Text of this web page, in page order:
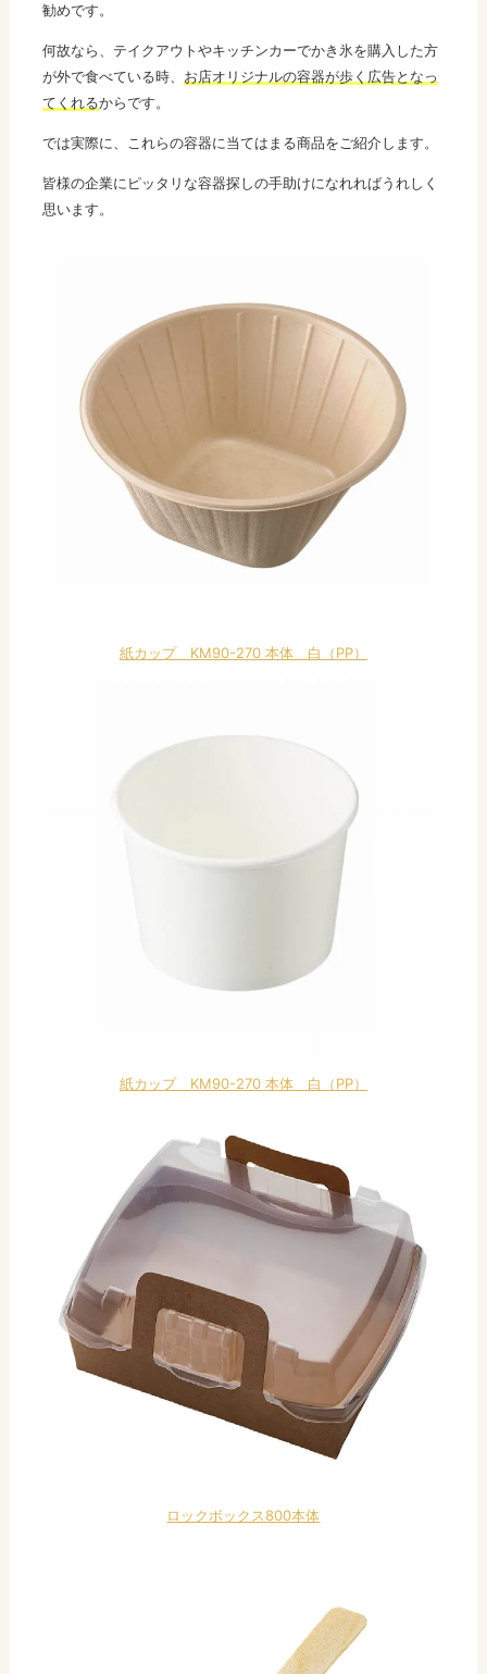
勧めです。
何故なら、テイクアウトやキッチンカーでかき氷を購入した方
が外で食べている時、 お店オリジナルの容器が歩く広告となっ
てくれるからです。
では実際に、これらの容器に当てはまる商品をご紹介します。
皆様の企業にピッタリな容器探しの手助けになれればうれしく
思います。
紙カップ KM90-270 本体 白（PP）
紙カップ KM90-270 本体 白（PP）
ロックボックス800本体